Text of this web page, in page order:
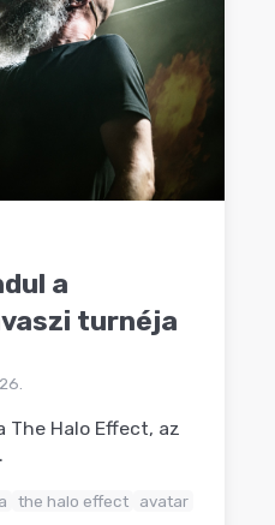
a
turnéja
The Halo Effect, az
the halo effect
avatar